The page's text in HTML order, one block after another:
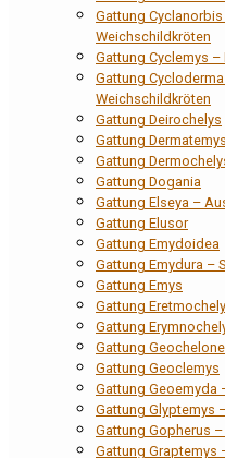
Gattung
Weichschildkröten
Gattung Cyclemys
Gattung
Weichschildkröten
Gattung Deirochelys
Gattung
Gattung
Gattung Dogania
Gattung Elseya –
Gattung Elusor
Gattung Emydoidea
Gattung Emydura –
Gattung Emys
Gattung
Gattung
Gattung Geochelone
Gattung Geoclemys
Gattung Geoemyda
Gattung Glyptemys
Gattung Gopherus
Gattung Graptemys